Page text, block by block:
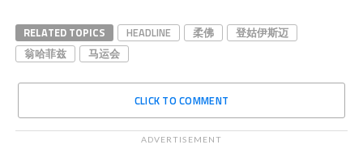
RELATED TOPICS HEADLINE 柔佛
登姑伊斯迈
翁哈菲兹
马运会
CLICK TO COMMENT
ADVERTISEMENT